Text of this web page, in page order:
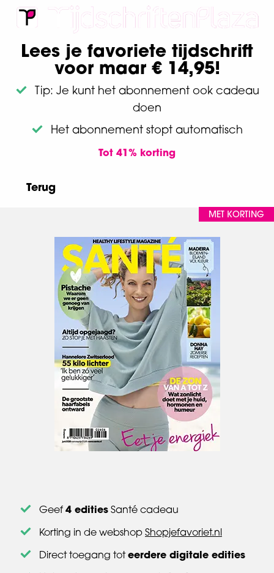
Lees je favoriete tijdschrift
voor maar € 14,95!
Tip: Je kunt het abonnement ook cadeau
doen
Het abonnement stopt automatisch
Tot 41% korting
Terug
MET KORTING
Geef 4 edities Santé cadeau
Korting in de webshop Shopjefavoriet.nl
Direct toegang toteerdere digitale edities